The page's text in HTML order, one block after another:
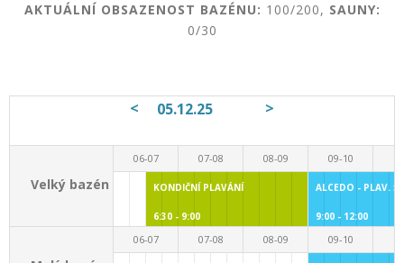
AKTUÁLNÍ OBSAZENOST BAZÉNU: 100/200, SAUNY:
0/30
< 05.12.25 >
Velký bazén
06-07 07-08 08-09 09-10
KONDIČNÍ PLAVÁNÍ
6:30 - 9:00
ALCEDO - PLAV.
9:00 - 12:00
06-07 07-08 08-09 09-10